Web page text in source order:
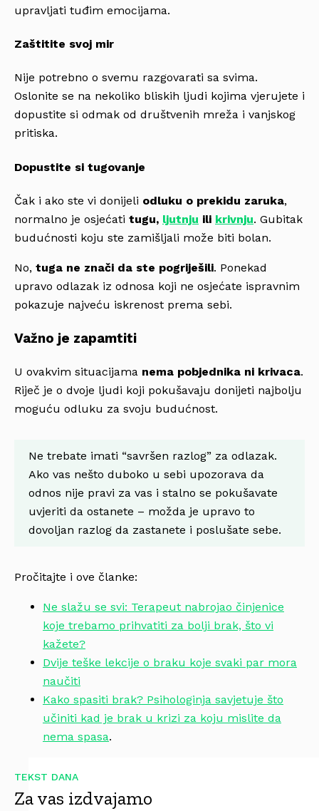
upravljati tuđim emocijama.
Zaštitite svoj mir
Nije potrebno o svemu razgovarati sa svima.
Oslonite se na nekoliko bliskih ljudi kojima vjerujete i
dopustite si odmak od društvenih mreža i vanjskog
pritiska.
Dopustite si tugovanje
Čak i ako ste vi donijeli odluku o prekidu zaruka,
normalno je osjećati tugu, ljutnju ili krivnju. Gubitak
budućnosti koju ste zamišljali može biti bolan.
No, tuga ne znači da ste pogriješili. Ponekad
upravo odlazak iz odnosa koji ne osjećate ispravnim
pokazuje najveću iskrenost prema sebi.
Važno je zapamtiti
U ovakvim situacijama nema pobjednika ni krivaca.
Riječ je o dvoje ljudi koji pokušavaju donijeti najbolju
moguću odluku za svoju budućnost.
Ne trebate imati “savršen razlog” za odlazak.
Ako vas nešto duboko u sebi upozorava da
odnos nije pravi za vas i stalno se pokušavate
uvjeriti da ostanete – možda je upravo to
dovoljan razlog da zastanete i poslušate sebe.
Pročitajte i ove članke:
Ne slažu se svi: Terapeut nabrojao činjenice
koje trebamo prihvatiti za bolji brak, što vi
kažete?
Dvije teške lekcije o braku koje svaki par mora
naučiti
Kako spasiti brak? Psihologinja savjetuje što
učiniti kad je brak u krizi za koju mislite da
nema spasa.
TEKST DANA
Za vas izdvajamo